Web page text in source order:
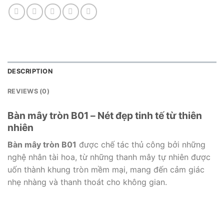
DESCRIPTION
REVIEWS (0)
Bàn mây tròn B01 – Nét đẹp tinh tế từ thiên
nhiên
Bàn mây tròn B01 được chế tác thủ công bởi những
nghệ nhân tài hoa, từ những thanh mây tự nhiên được
uốn thành khung tròn mềm mại, mang đến cảm giác
nhẹ nhàng và thanh thoát cho không gian.